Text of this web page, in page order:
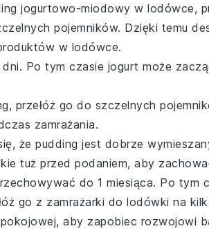
jogurtowo-miodowy w lodówce,
pojemników. Dzięki temu
w lodówce.
Po tym czasie jogurt może
, przełóż go do szczelnych
zamrażania.
że pudding jest dobrze
tuż przed podaniem, aby
do 1 miesiąca. Po tym
go z zamrażarki do lodówki na
aby zapobiec rozwojowi